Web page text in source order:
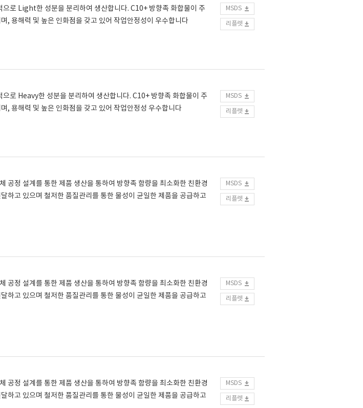
으로 Light한 성분을 분리하여 생산합니다. C10+ 방향족 화합물이 주
, 용해력 및 높은 인화점을 갖고 있어 작업안정성이 우수합니다
MSDS
리플렛
로 Heavy한 성분을 분리하여 생산합니다. C10+ 방향족 화합물이 주
, 용해력 및 높은 인화점을 갖고 있어 작업안정성 우수합니다
MSDS
리플렛
공정 설계를 통한 제품 생산을 통하여 방향족 함량을 최소화한 친환경
하고 있으며 철저한 품질관리를 통한 물성이 균일한 제품을 공급하고
MSDS
리플렛
공정 설계를 통한 제품 생산을 통하여 방향족 함량을 최소화한 친환경
하고 있으며 철저한 품질관리를 통한 물성이 균일한 제품을 공급하고
MSDS
리플렛
공정 설계를 통한 제품 생산을 통하여 방향족 함량을 최소화한 친환경
하고 있으며 철저한 품질관리를 통한 물성이 균일한 제품을 공급하고
MSDS
리플렛